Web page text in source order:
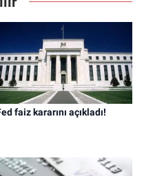
faiz kararını açıkladı!